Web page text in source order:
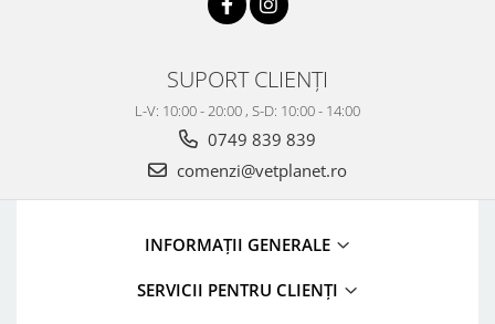
SUPORT CLIENȚI
L-V: 10:00 - 20:00 , S-D: 10:00 - 14:00
0749 839 839
comenzi@vetplanet.ro
INFORMAȚII GENERALE
SERVICII PENTRU CLIENȚI